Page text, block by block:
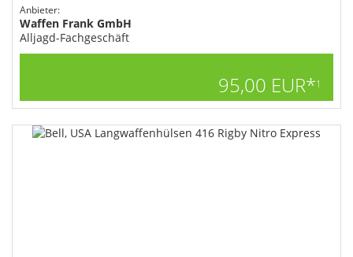
Anbieter:
Waffen Frank GmbH
Alljagd-Fachgeschäft
95,00 EUR*1